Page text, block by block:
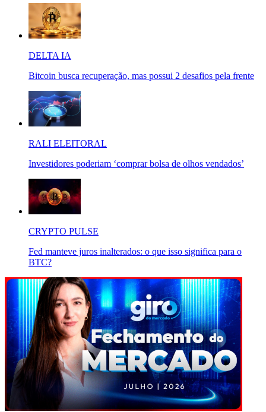
DELTA IA
Bitcoin busca recuperação, mas possui 2 desafios pela frente
RALI ELEITORAL
Investidores poderiam ‘comprar bolsa de olhos vendados’
CRYPTO PULSE
Fed manteve juros inalterados: o que isso significa para o
BTC?